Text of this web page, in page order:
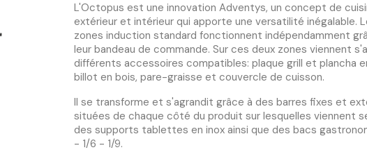
L'Octopus est une innovation Adventys, un concept de
extérieur et intérieur qui apporte une versatilité inégalable.
zones induction standard fonctionnent indépendamment
leur bandeau de commande. Sur ces deux zones viennent
différents accessoires compatibles: plaque grill et plancha
billot en bois, pare-graisse et couvercle de cuisson.
Il se transforme et s'agrandit grâce à des barres fixes et
situées de chaque côté du produit sur lesquelles viennent
des supports tablettes en inox ainsi que des bacs
- 1/6 - 1/9.